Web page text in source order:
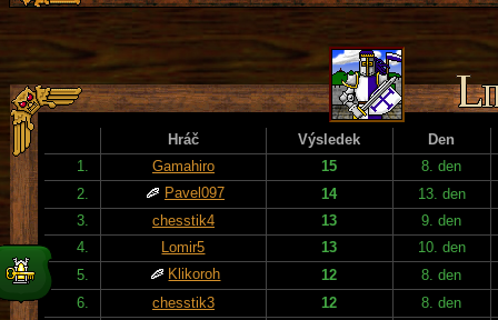
Hráč Výsledek
Den
1.
Gamahiro 15
8. den
2.
Pavel097 14
13. den
3.
chesstik4 13
9. den
4.
Lomir5 13
10. den
5.
Klikoroh 12
8. den
6.
chesstik3 12
8. den